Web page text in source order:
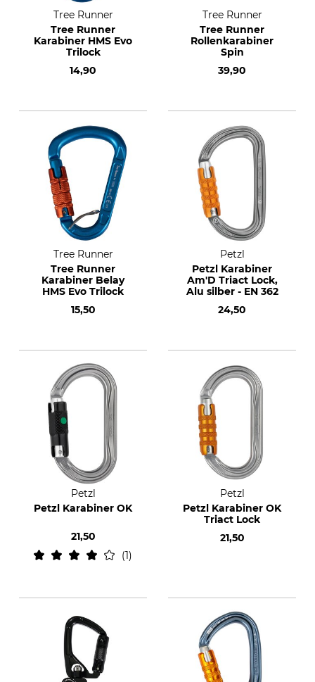
Tree Runner
Tree Runner
Karabiner HMS Evo
Trilock
14,90
Tree Runner
Tree Runner
Rollenkarabiner
Spin
39,90
Tree Runner
Tree Runner
Karabiner Belay
HMS Evo Trilock
15,50
Petzl
Petzl Karabiner
Am'D Triact Lock,
Alu silber - EN 362
24,50
Petzl
Petzl Karabiner OK
21,50
1
Petzl
Petzl Karabiner OK
Triact Lock
21,50